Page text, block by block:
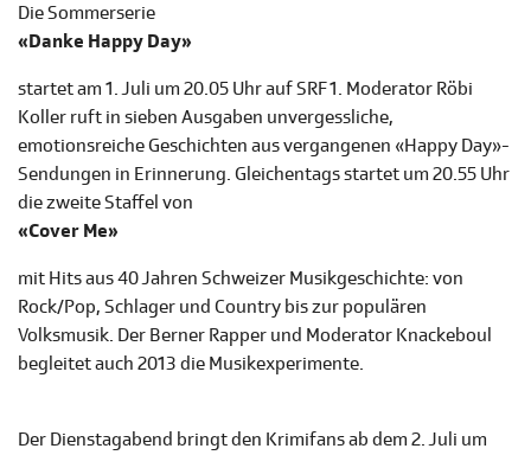
Die Sommerserie
«Danke Happy Day»
startet am 1. Juli um 20.05 Uhr auf SRF 1. Moderator Röbi
Koller ruft in sieben Ausgaben unvergessliche,
emotionsreiche Geschichten aus vergangenen «Happy Day»-
Sendungen in Erinnerung. Gleichentags startet um 20.55 Uhr
die zweite Staffel von
«Cover Me»
mit Hits aus 40 Jahren Schweizer Musikgeschichte: von
Rock/Pop, Schlager und Country bis zur populären
Volksmusik. Der Berner Rapper und Moderator Knackeboul
begleitet auch 2013 die Musikexperimente.
Der Dienstagabend bringt den Krimifans ab dem 2. Juli um